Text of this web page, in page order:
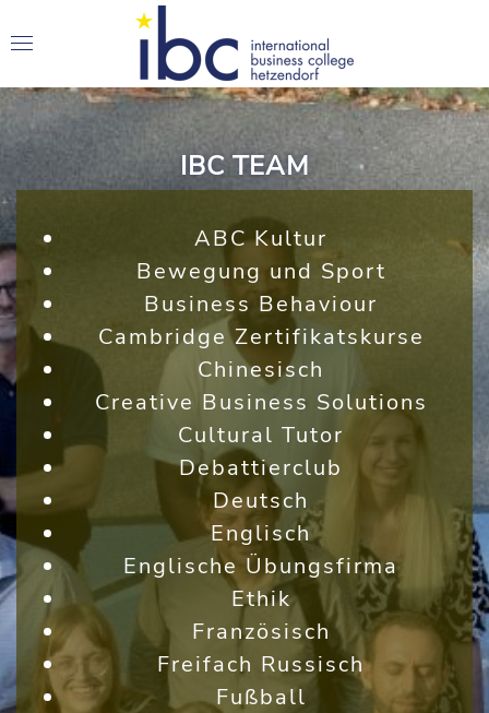
IBC TEAM
ABC Kultur
Bewegung und Sport
Business Behaviour
Cambridge Zertifikatskurse
Chinesisch
Creative Business Solutions
Cultural Tutor
Debattierclub
Deutsch
Englisch
Englische Übungsfirma
Ethik
Französisch
Freifach Russisch
Fußball